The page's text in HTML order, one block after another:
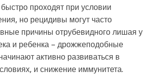
проходят при условии
но рецидивы могут часто
причины отрубевидного лишая у
и ребенка – дрожжеподобные
активно развиваться в
и снижение иммунитета.